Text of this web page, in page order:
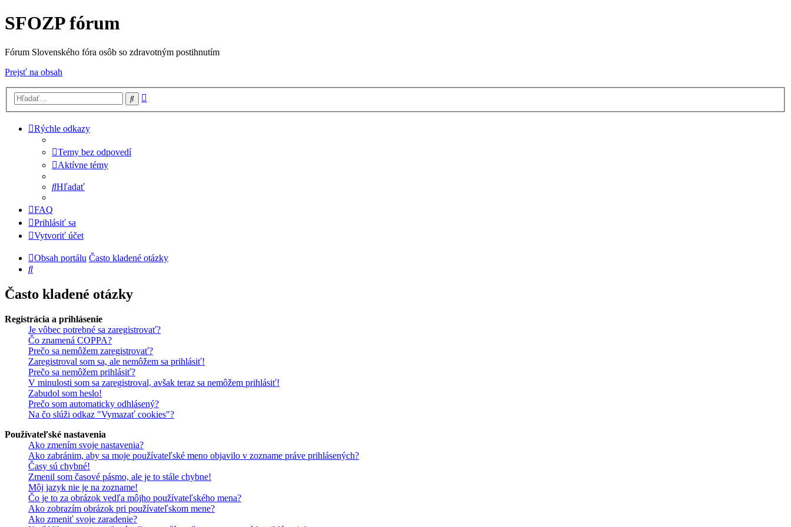
SFOZP fórum
Fórum Slovenského fóra osôb so zdravotným postihnutím
Prejsť na obsah
Hľadať
Rýchle odkazy
Temy bez odpovedí
Aktívne témy
Hľadať
FAQ
Prihlásiť sa
Vytvoriť účet
Obsah portálu Často kladené otázky
Hľadať
Často kladené otázky
Registrácia a prihlásenie
Je vôbec potrebné sa zaregistrovať?
Čo znamená COPPA?
Prečo sa nemôžem zaregistrovať?
Zaregistroval som sa, ale nemôžem sa prihlásiť!
Prečo sa nemôžem prihlásiť?
V minulosti som sa zaregistroval, avšak teraz sa nemôžem prihlásiť!
Zabudol som heslo!
Prečo som automaticky odhlásený?
Na čo slúži odkaz "Vymazať cookies"?
Používateľské nastavenia
Ako zmením svoje nastavenia?
Ako zabránim, aby sa moje používateľské meno objavilo v zozname práve prihlásených?
Časy sú chybné!
Zmenil som časové pásmo, ale je to stále chybne!
Môj jazyk nie je na zozname!
Čo je to za obrázok vedľa môjho používateľského mena?
Ako zobrazím obrázok pri používateľskom mene?
Ako zmeniť svoje zaradenie?